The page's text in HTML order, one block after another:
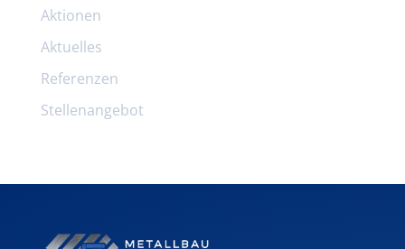
Aktionen
Aktuelles
Referenzen
Stellenangebot